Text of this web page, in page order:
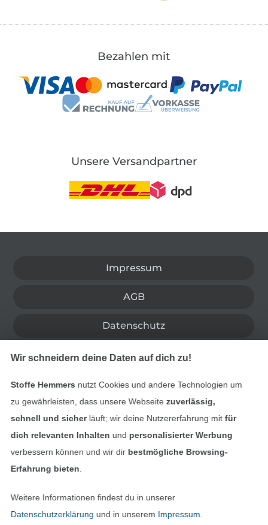
Bezahlen mit
Unsere Versandpartner
Impressum
AGB
Datenschutz
Widerrufsrecht
Kontakt
Bestellung widerrufen
Finde mehr Inspiration
Wir schneidern deine Daten auf dich zu!
Stoffe Hemmers nutzt Cookies und andere Technologien um
zu gewährleisten, dass unsere Webseite zuverlässig,
schnell und sicherläuft; wir deine Nutzererfahrung mitfür
dich relevanten Inhalten und personalisierter Werbung
verbessern können und wir dir bestmögliche Browsing-
Erfahrung bieten
Weitere Informationen findest du in unserer
Datenschutzerklärung und in unserem Impressum